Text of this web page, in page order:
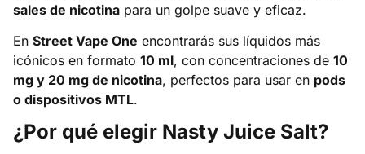
sales de nicotina para un golpe suave y eficaz.
En Street Vape One encontrarás sus líquidos más
icónicos en formato 10 ml, con concentraciones de 10
mg y 20 mg de nicotina, perfectos para usar en pods
o dispositivos MTL.
¿Por qué elegir Nasty Juice Salt?